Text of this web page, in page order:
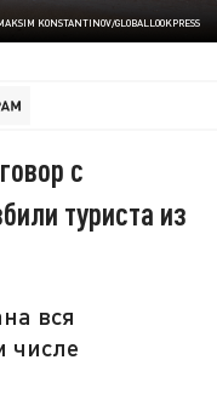
KONSTANTINOV/GLOBALLOOKPRESS
с
туриста из
вся
числе